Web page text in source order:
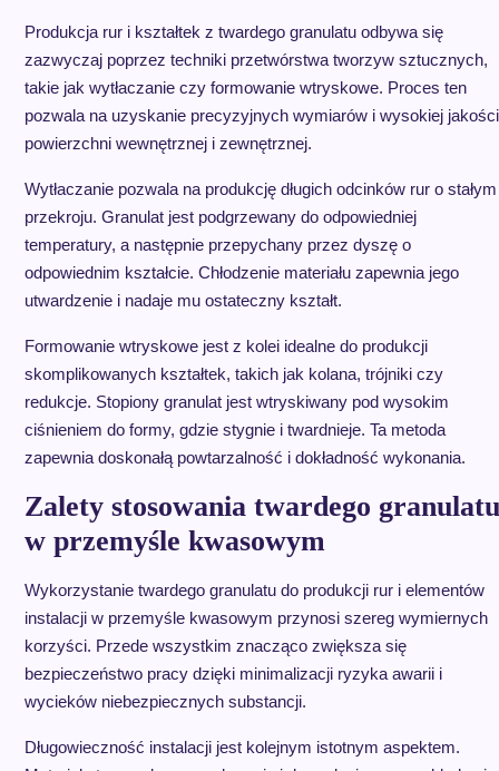
Produkcja rur i kształtek z twardego granulatu odbywa się
zazwyczaj poprzez techniki przetwórstwa tworzyw sztucznych,
takie jak wytłaczanie czy formowanie wtryskowe. Proces ten
pozwala na uzyskanie precyzyjnych wymiarów i wysokiej jakości
powierzchni wewnętrznej i zewnętrznej.
Wytłaczanie pozwala na produkcję długich odcinków rur o stałym
przekroju. Granulat jest podgrzewany do odpowiedniej
temperatury, a następnie przepychany przez dyszę o
odpowiednim kształcie. Chłodzenie materiału zapewnia jego
utwardzenie i nadaje mu ostateczny kształt.
Formowanie wtryskowe jest z kolei idealne do produkcji
skomplikowanych kształtek, takich jak kolana, trójniki czy
redukcje. Stopiony granulat jest wtryskiwany pod wysokim
ciśnieniem do formy, gdzie stygnie i twardnieje. Ta metoda
zapewnia doskonałą powtarzalność i dokładność wykonania.
Zalety stosowania twardego granulatu
w przemyśle kwasowym
Wykorzystanie twardego granulatu do produkcji rur i elementów
instalacji w przemyśle kwasowym przynosi szereg wymiernych
korzyści. Przede wszystkim znacząco zwiększa się
bezpieczeństwo pracy dzięki minimalizacji ryzyka awarii i
wycieków niebezpiecznych substancji.
Długowieczność instalacji jest kolejnym istotnym aspektem.